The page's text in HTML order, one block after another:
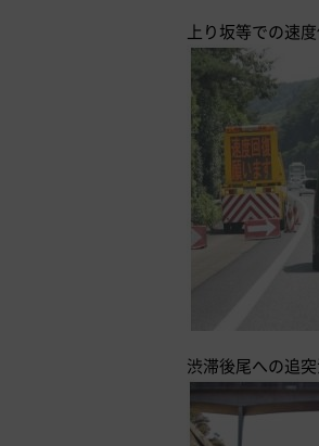
上り坂等での速
渋滞後尾への追